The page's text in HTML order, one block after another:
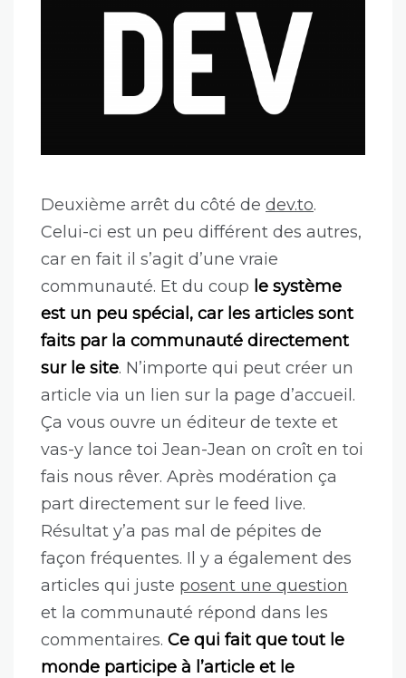
Deuxième arrêt du côté de dev.to.
Celui-ci est un peu différent des autres,
car en fait il s’agit d’une vraie
communauté. Et du coup le système
est un peu spécial, car les articles sont
faits par la communauté directement
sur le site. N’importe qui peut créer un
article via un lien sur la page d’accueil.
Ça vous ouvre un éditeur de texte et
vas-y lance toi Jean-Jean on croît en toi
fais nous rêver. Après modération ça
part directement sur le feed live.
Résultat y’a pas mal de pépites de
façon fréquentes. Il y a également des
articles qui juste posent une question
et la communauté répond dans les
commentaires. Ce qui fait que tout le
monde participe à l’article et le